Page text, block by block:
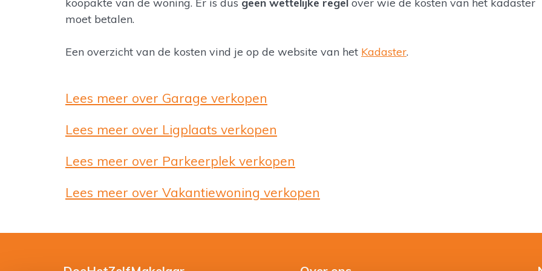
moet betalen.
Een overzicht van de kosten vind je op de website van het Kadaster.
Lees meer over Garage verkopen
Lees meer over Ligplaats verkopen
Lees meer over Parkeerplek verkopen
Lees meer over Vakantiewoning verkopen